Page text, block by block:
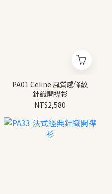
PA01 Celine 風質感條紋
針織開襟衫
NT$2,580